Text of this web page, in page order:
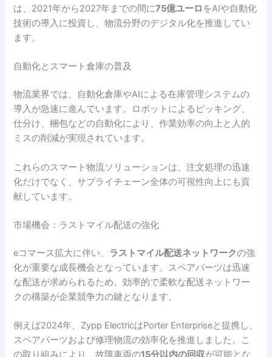
は、2021年から2027年までの間に75億ユーロ をAIや自動化
技術の導入に投資し、物流分野のデジタル化を推進してい
ます。
自動化とスマート倉庫の普及
物流業界では、自動化倉庫やAIによる在庫管理システムの
導入が急速に進んでいます。ロボットによるピッキング、
仕分け、梱包などの自動化により、作業効率の向上と人的
ミスの削減が実現されています。
これらのスマート物流ソリューションは、注文処理の迅速
化だけでなく、サプライチェーン全体の可視性向上にも貢
献しています。
市場機会：ラストマイル配送の強化
eコマース拡大に伴い、 ラストマイル配送ネットワークの強
化が重要な成長機会となっています。スペアパーツは迅速
な配送が求められるため、効率的で柔軟な配送ネットワー
クの構築が企業競争力の鍵となります。
例えば2024年、Zypp ElectricはPorter Enterpriseと提携し、
スペアパーツおよび修理物流の効率化を推進しました。こ
の取り組みにより、故障車両の15分以内の回収が可能とな